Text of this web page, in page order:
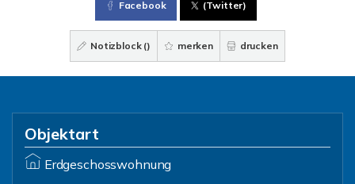
Facebook (Twitter)
Notizblock () merken drucken
Objektart
Erdgeschosswohnung